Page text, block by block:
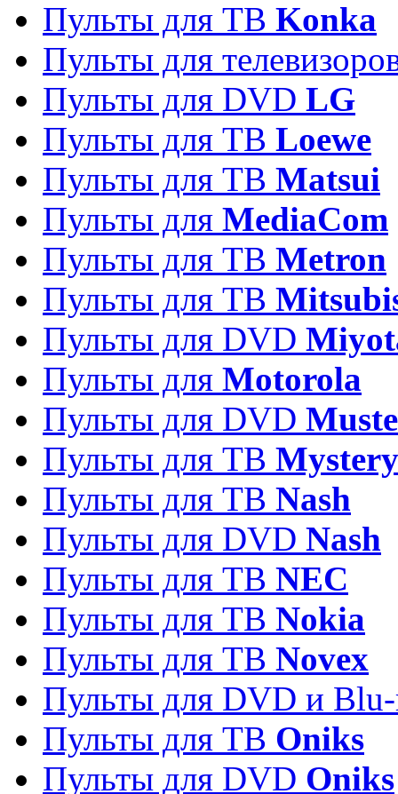
Пульты для ТВ Konka
Пульты для
Пульты для DVD LG
Пульты для ТВ Loewe
Пульты для ТВ Matsui
Пульты для MediaCom
Пульты для ТВ Metron
Пульты для TB
Пульты для DVD
Пульты для Motorola
Пульты для DVD
Пульты для ТВ Mystery
Пульты для ТВ Nash
Пульты для DVD Nash
Пульты для ТВ NEC
Пульты для ТВ Nokia
Пульты для ТВ Novex
Пульты для DVD и
Пульты для ТВ Oniks
Пульты для DVD Oniks